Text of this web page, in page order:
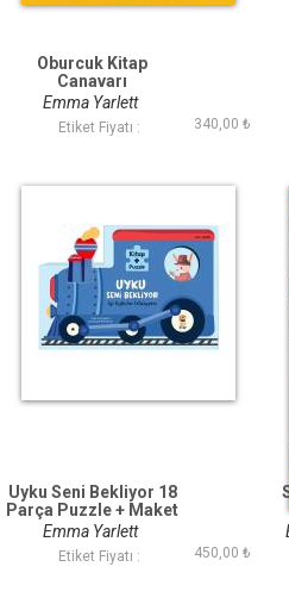
Oburcuk Kitap
Canavarı
Emma Yarlett
Etiket Fiyatı : 340,00 ₺
Uyku Seni Bekliyor 18
Parça Puzzle + Maket
ve Kitap
Emma Yarlett
Etiket Fiyatı : 450,00 ₺